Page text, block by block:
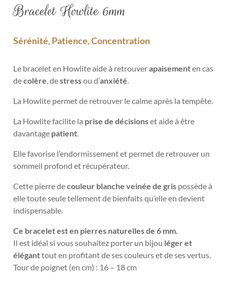
Bracelet Howlite 6mm
Sérénité, Patience, Concentration
Le bracelet en Howlite aide à retrouverapaisementen cas
decolère , destressou d’anxiété
La Howlite permet de retrouver le calme après la tempête.
La Howlite facilite la prise de décisionset aide à être
davantage patient
Elle favorise l’endormissement et permet de retrouver un
sommeil profond et récupérateur.
Cette pierre decouleur blanche veinée de gris possède à
elle toute seule tellement de bienfaits qu’elle en devient
indispensable.
Ce bracelet est en pierres naturelles de 6 mm.
Il est idéal si vous souhaitez porter un bijou léger et
éléganttout en profitant de ses couleurs et de ses vertus.
Tour de poignet (en cm) : 16 – 18 cm